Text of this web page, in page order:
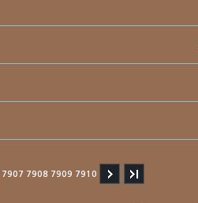
7907 7908 7909 7910